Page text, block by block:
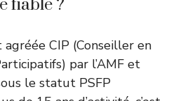
fiable ?
CIP (Conseiller en
par l’AMF et
le statut PSFP